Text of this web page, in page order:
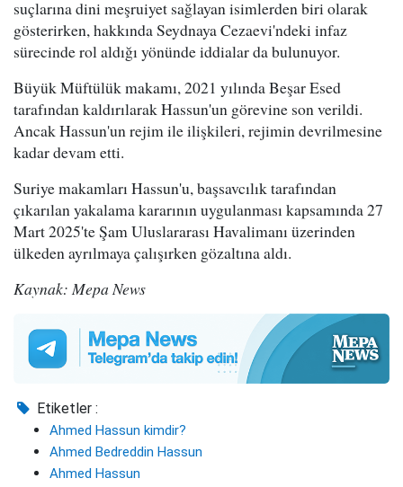
suçlarına dini meşruiyet sağlayan isimlerden biri olarak
gösterirken, hakkında Seydnaya Cezaevi'ndeki infaz
sürecinde rol aldığı yönünde iddialar da bulunuyor.
Büyük Müftülük makamı, 2021 yılında Beşar Esed
tarafından kaldırılarak Hassun'un görevine son verildi.
Ancak Hassun'un rejim ile ilişkileri, rejimin devrilmesine
kadar devam etti.
Suriye makamları Hassun'u, başsavcılık tarafından
çıkarılan yakalama kararının uygulanması kapsamında 27
Mart 2025'te Şam Uluslararası Havalimanı üzerinden
ülkeden ayrılmaya çalışırken gözaltına aldı.
Kaynak: Mepa News
Etiketler :
Ahmed Hassun kimdir?
Ahmed Bedreddin Hassun
Ahmed Hassun